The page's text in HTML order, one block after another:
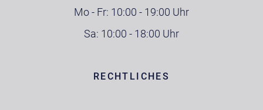
Mo - Fr: 10:00 - 19:00 Uhr
Sa: 10:00 - 18:00 Uhr
RECHTLICHES